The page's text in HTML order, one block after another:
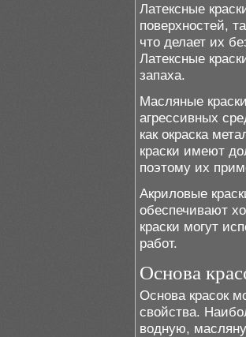
Латексные
поверхностей,
что делает их
Латексные
запаха.
Масляные
агрессивных
как окраска
краски имеют
поэтому их
Акриловые
обеспечивают
краски могут
работ.
Основа
Основа красок
свойства.
водную,